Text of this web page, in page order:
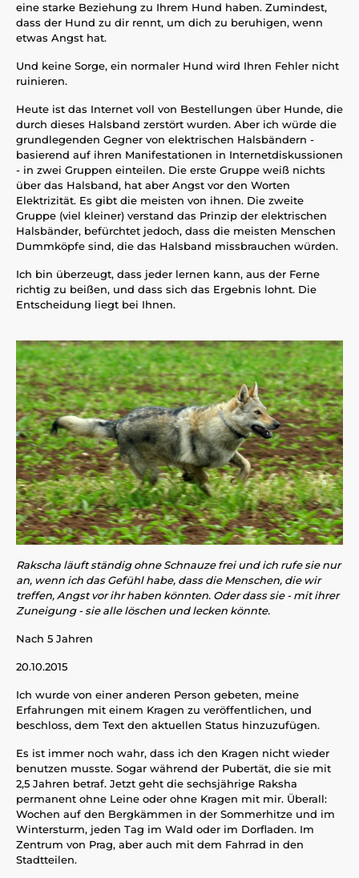
eine starke Beziehung zu Ihrem Hund haben. Zumindest,
dass der Hund zu dir rennt, um dich zu beruhigen, wenn
etwas Angst hat.
Und keine Sorge, ein normaler Hund wird Ihren Fehler nicht
ruinieren.
Heute ist das Internet voll von Bestellungen über Hunde, die
durch dieses Halsband zerstört wurden. Aber ich würde die
grundlegenden Gegner von elektrischen Halsbändern -
basierend auf ihren Manifestationen in Internetdiskussionen
- in zwei Gruppen einteilen. Die erste Gruppe weiß nichts
über das Halsband, hat aber Angst vor den Worten
Elektrizität. Es gibt die meisten von ihnen. Die zweite
Gruppe (viel kleiner) verstand das Prinzip der elektrischen
Halsbänder, befürchtet jedoch, dass die meisten Menschen
Dummköpfe sind, die das Halsband missbrauchen würden.
Ich bin überzeugt, dass jeder lernen kann, aus der Ferne
richtig zu beißen, und dass sich das Ergebnis lohnt. Die
Entscheidung liegt bei Ihnen.
Rakscha läuft ständig ohne Schnauze frei und ich rufe sie nur
an, wenn ich das Gefühl habe, dass die Menschen, die wir
treffen, Angst vor ihr haben könnten. Oder dass sie - mit ihrer
Zuneigung - sie alle löschen und lecken könnte.
Nach 5 Jahren
20.10.2015
Ich wurde von einer anderen Person gebeten, meine
Erfahrungen mit einem Kragen zu veröffentlichen, und
beschloss, dem Text den aktuellen Status hinzuzufügen.
Es ist immer noch wahr, dass ich den Kragen nicht wieder
benutzen musste. Sogar während der Pubertät, die sie mit
2,5 Jahren betraf. Jetzt geht die sechsjährige Raksha
permanent ohne Leine oder ohne Kragen mit mir. Überall:
Wochen auf den Bergkämmen in der Sommerhitze und im
Wintersturm, jeden Tag im Wald oder im Dorfladen. Im
Zentrum von Prag, aber auch mit dem Fahrrad in den
Stadtteilen.